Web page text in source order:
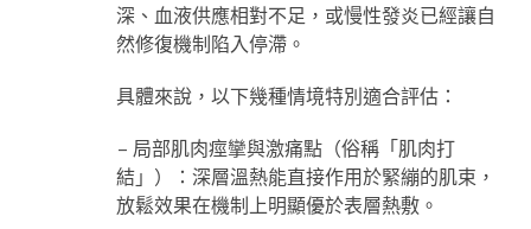
深、血液供應相對不足，或慢性發炎已經讓自
然修復機制陷入停滯。
具體來說，以下幾種情境特別適合評估：
– 局部肌肉痙攣與激痛點（俗稱「肌肉打
結」）：深層溫熱能直接作用於緊繃的肌束，
放鬆效果在機制上明顯優於表層熱敷。